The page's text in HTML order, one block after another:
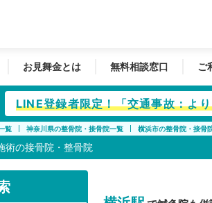
お見舞金とは 無料相談窓口 ご
LINE登録者限定！「交通事故：よ
覧 神奈川県の整骨院・接骨院一覧 横浜市の整骨院・接骨
術の接骨院・整骨院